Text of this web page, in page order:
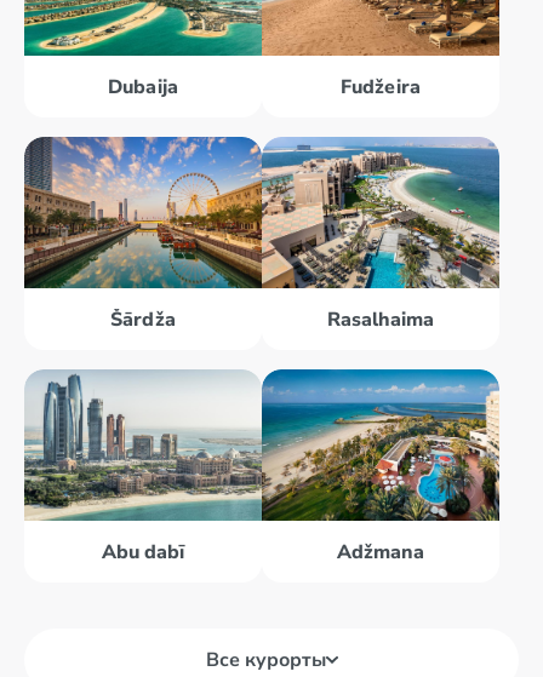
Dubaija Fudžeira
Šārdža Rasalhaima
Abu dabī Adžmana
Все курорты